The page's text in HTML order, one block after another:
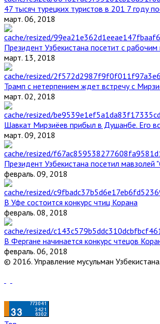
47 тысяч турецких туристов в 201 7 году
март. 06, 2018
Президент Узбекистана посетит с
март. 13, 2018
Трамп с нетерпением ждет встречу с
март. 02, 2018
Шавкат Мирзиёев прибыл в Душанбе. Его
март. 09, 2018
Президент Узбекистана посетил мавзолей
февраль. 09, 2018
В Уфе состоится конкурс чтиц Корана
февраль. 08, 2018
В Фергане начинается конкурс чтецов
февраль. 06, 2018
© 2016. Управление мусульман